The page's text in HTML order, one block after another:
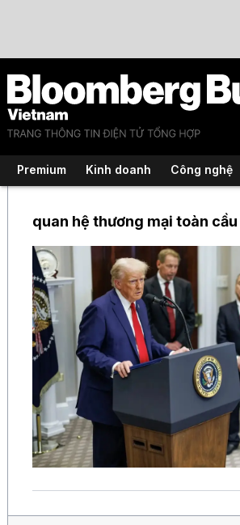
Premium Kinh doanh Công nghệ
quan hệ thương mại toàn cầu